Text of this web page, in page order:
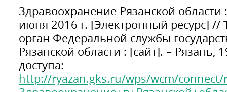
Здравоохранение Рязанской области
июня 2016 г. [Электронный ресурс] //
орган Федеральной службы
Рязанской области : [сайт]. – Рязань,
доступа:
http://ryazan.gks.ru/wps/wcm/